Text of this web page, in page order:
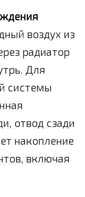
воздух из
радиатор
Для
системы
отвод сзади
накопление
включая